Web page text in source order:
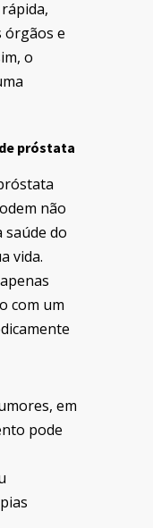
órgãos e
o
próstata
não
saúde do
vida.
com um
em
pode